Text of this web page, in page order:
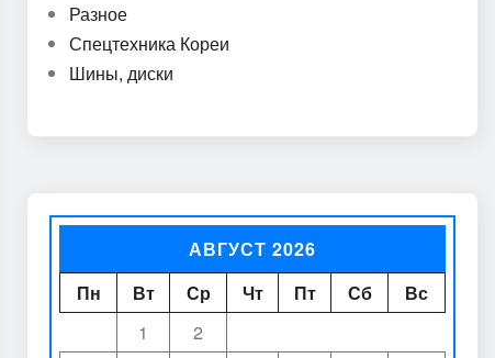
Разное
Спецтехника Кореи
Шины, диски
АВГУСТ 2026
Пн
Вт Ср Чт Пт Сб
Вс
1
2